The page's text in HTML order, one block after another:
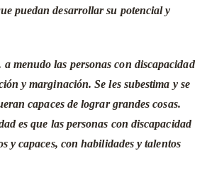
puedan desarrollar su potencial y
menudo las personas con discapacidad
y marginación. Se les subestima y se
capaces de lograr grandes cosas.
es que las personas con discapacidad
y capaces, con habilidades y talentos